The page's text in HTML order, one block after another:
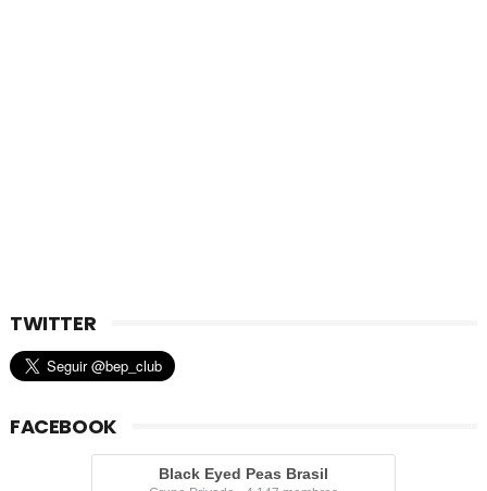
TWITTER
FACEBOOK
Black Eyed Peas Brasil